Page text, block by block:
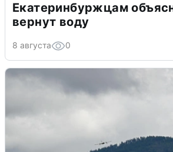
Екатеринбуржцам
вернут воду
8 августа 0